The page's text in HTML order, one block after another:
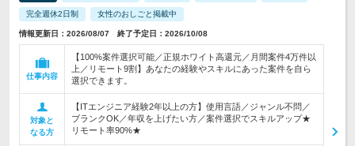
完全週休2日制 女性のおしごと掲載中
情報更新日：2026/08/07 終了予定日：2026/10/08
仕事内容
【100%案件選択可能／正規ホワイト高還元／月間案件4万件以
上／リモート9割】あなたの経験やスキルにあった案件を自ら
選択できます。
対象と
なる方
【ITエンジニア経験2年以上の方】使用言語／ジャンル不問／
ブランクOK／年収を上げたい方／案件選択でスキルアップ★
リモート率90%★